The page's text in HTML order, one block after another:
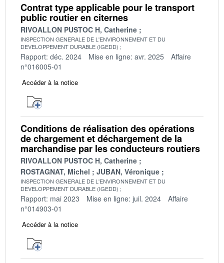
Contrat type applicable pour le transport
public routier en citernes
RIVOALLON PUSTOC H, Catherine
INSPECTION GENERALE DE L'ENVIRONNEMENT ET DU
DEVELOPPEMENT DURABLE (IGEDD)
Rapport: déc. 2024 Mise en ligne: avr. 2025
Affaire
n°016005-01
Accéder à la notice
Conditions de réalisation des opérations
de chargement et déchargement de la
marchandise par les conducteurs routiers
RIVOALLON PUSTOC H, Catherine
ROSTAGNAT, Michel
JUBAN, Véronique
INSPECTION GENERALE DE L'ENVIRONNEMENT ET DU
DEVELOPPEMENT DURABLE (IGEDD)
Rapport: mai 2023 Mise en ligne: juil. 2024
Affaire
n°014903-01
Accéder à la notice